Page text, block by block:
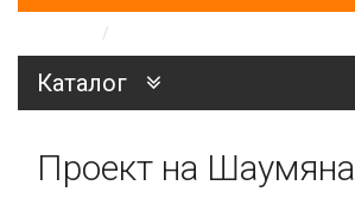
/
Каталог
Проект на Шаумяна